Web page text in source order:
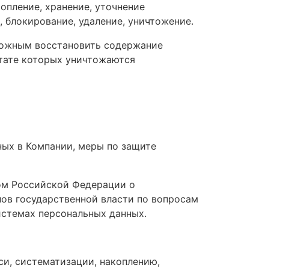
хранение, уточнение
удаление, уничтожение.
восстановить содержание
которых уничтожаются
в Компании, меры по защите
Российской Федерации о
государственной власти по вопросам
персональных данных.
систематизации, накоплению,